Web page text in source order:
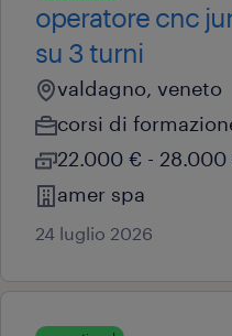
operatore cnc
su 3 turni
valdagno, veneto
corsi di
22.000 € - 28.000
amer spa
24 luglio 2026